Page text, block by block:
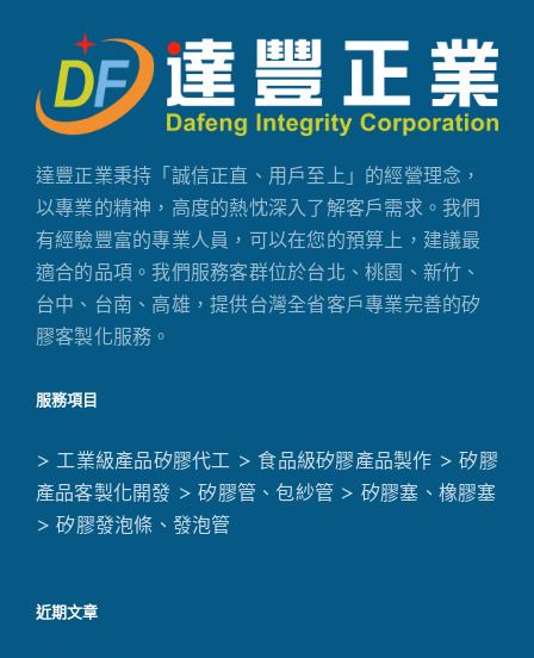
達豐正業秉持「誠信正直、用戶至上」的經營理念，
以專業的精神，高度的熱忱深入了解客戶需求。我們
有經驗豐富的專業人員，可以在您的預算上，建議最
適合的品項。我們服務客群位於台北、桃園、新竹、
台中、台南、高雄，提供台灣全省客戶專業完善的矽
膠客製化服務。
服務項目
> 工業級產品矽膠代工 > 食品級矽膠產品製作 > 矽膠
產品客製化開發 > 矽膠管、包紗管 > 矽膠塞、橡膠塞
> 矽膠發泡條、發泡管
近期文章